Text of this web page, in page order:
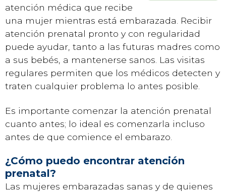
atención médica que recibe
una mujer mientras está embarazada. Recibir
atención prenatal pronto y con regularidad
puede ayudar, tanto a las futuras madres como
a sus bebés, a mantenerse sanos. Las visitas
regulares permiten que los médicos detecten y
traten cualquier problema lo antes posible.
Es importante comenzar la atención prenatal
cuanto antes; lo ideal es comenzarla incluso
antes de que comience el embarazo.
¿Cómo puedo encontrar atención
prenatal?
Las mujeres embarazadas sanas y de quienes